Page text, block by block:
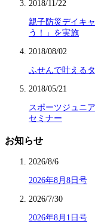
2018/11/22
親子防災デイキ
う！」を実施
2018/08/02
ふせんで叶える
2018/05/21
スポーツジュニ
セミナー
お知らせ
2026/8/6
2026年8月8日号
2026/7/30
2026年8月1日号